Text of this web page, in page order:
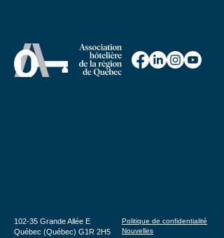
Politique de confidentialité
Nouvelles
102-35 Grande Allée E
Québec (Québec) G1R 2H5